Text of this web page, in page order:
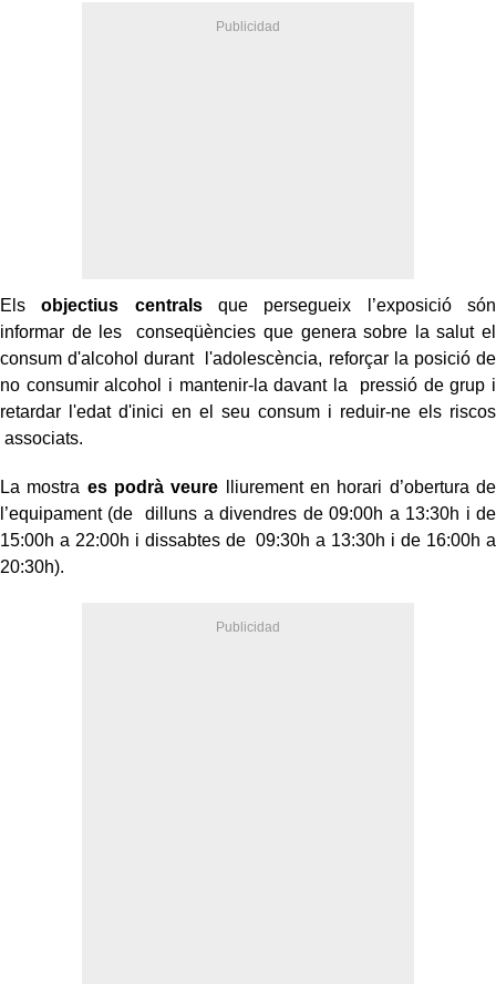
Elsobjectius centralsque persegueix l’exposició són
informar de les
conseqüències que genera sobre la salut el
consum d'alcohol durant
l'adolescència, reforçar la posició de
no consumir alcohol i mantenir-la davant la
pressió de grup i
retardar l'edat d'inici en el seu consum i reduir-ne els riscos
associats.
La mostra es podrà veure lliurement en horari d’obertura de
l’equipament (de
dilluns a divendres de 09:00h a 13:30h i de
15:00h a 22:00h i dissabtes de 09:30h a 13:30h i de 16:00h a
20:30h).